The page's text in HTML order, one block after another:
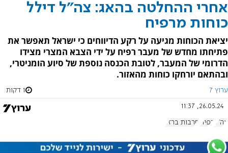
אחרי ההחלטה בהאג: צה"ל דילל
כוחות מרפיח
יציאת הכוחות מגיעה על רקע הדיווחים כי ישראל תאפשר את
פתיחתו מחדש של מעבר רפיח על ידי הצבא המצרי מצידו
הדרומי של המעבר, לטובת הכנסה נוספת של סיוע הומניטרי,
ובהתאם יורחקו כוחות מהאזור.
ערוץ 7 1 דקות
26.05.24, 11:37
צה"ל רפיח חרבות ברזל